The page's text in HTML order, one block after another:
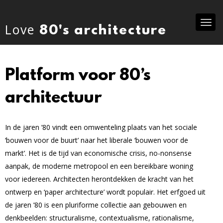
Love 80's architecture
Platform voor 80’s
architectuur
In de jaren ’80 vindt een omwenteling plaats van het sociale
‘bouwen voor de buurt’ naar het liberale ‘bouwen voor de
markt’. Het is de tijd van economische crisis, no-nonsense
aanpak, de moderne metropool en een bereikbare woning
voor iedereen. Architecten herontdekken de kracht van het
ontwerp en ‘paper architecture’ wordt populair. Het erfgoed uit
de jaren ’80 is een pluriforme collectie aan gebouwen en
denkbeelden: structuralisme, contextualisme, rationalisme,